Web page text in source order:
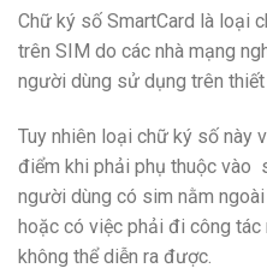
Chữ ký số SmartCard là loại
trên SIM do các nhà mạng
người dùng sử dụng trên
Tuy nhiên loại chữ ký số này
điểm khi phải phụ thuộc vào
người dùng có sim nằm
hoặc có việc phải đi công
không thể diễn ra được.